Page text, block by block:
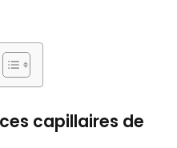
capillaires de